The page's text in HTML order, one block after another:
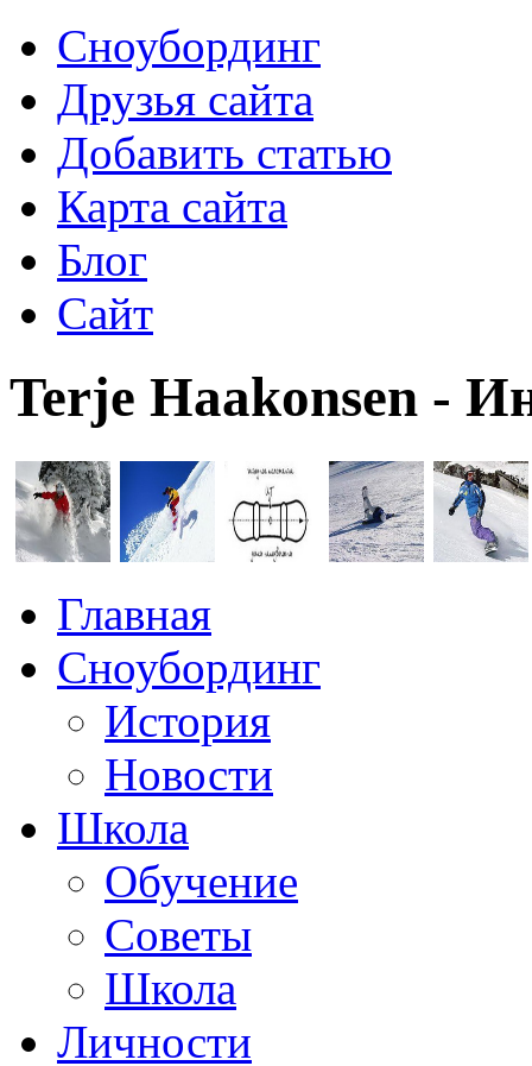
Сноубординг
Друзья сайта
Добавить статью
Карта сайта
Блог
Сайт
Terje Haakonsen -
Главная
Сноубординг
История
Новости
Школа
Обучение
Советы
Школа
Личности